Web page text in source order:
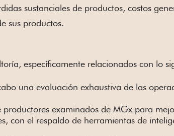
sustanciales de productos, costos
sus productos.
específicamente relacionados con lo
una evaluación exhaustiva de las
examinados de MGx para
con el respaldo de herramientas de